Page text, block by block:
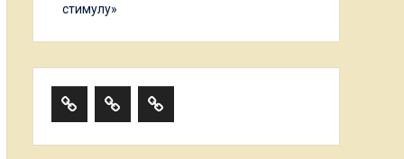
стимулу»